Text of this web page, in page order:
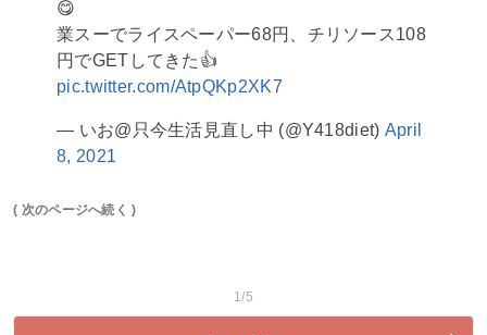
😋
業スーでライスペーパー68円、チリソース108
円でGETしてきた👍
pic.twitter.com/AtpQKp2XK7
— いお@只今生活見直し中 (@Y418diet) April
8, 2021
( 次のページへ続く )
1/5